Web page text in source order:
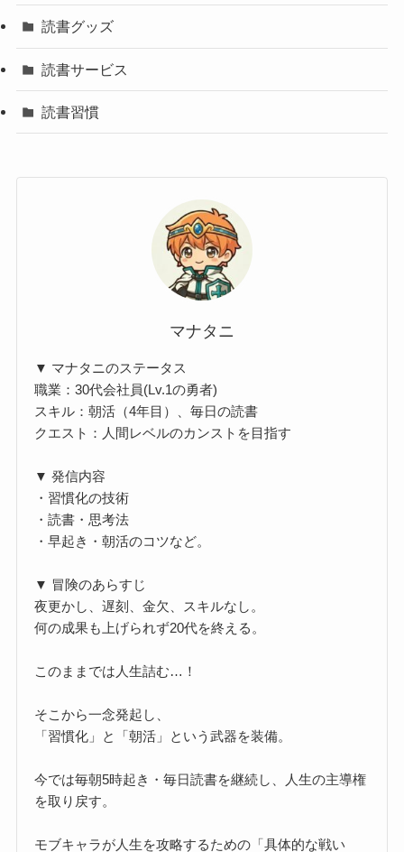
読書グッズ
読書サービス
読書習慣
マナタニ
▼ マナタニのステータス
職業：30代会社員(Lv.1の勇者)
スキル：朝活（4年目）、毎日の読書
クエスト：人間レベルのカンストを目指す
▼ 発信内容
・習慣化の技術
・読書・思考法
・早起き・朝活のコツなど。
▼ 冒険のあらすじ
夜更かし、遅刻、金欠、スキルなし。
何の成果も上げられず20代を終える。
このままでは人生詰む…！
そこから一念発起し、
「習慣化」と「朝活」という武器を装備。
今では毎朝5時起き・毎日読書を継続し、人生の主導権
を取り戻す。
モブキャラが人生を攻略するための「具体的な戦い